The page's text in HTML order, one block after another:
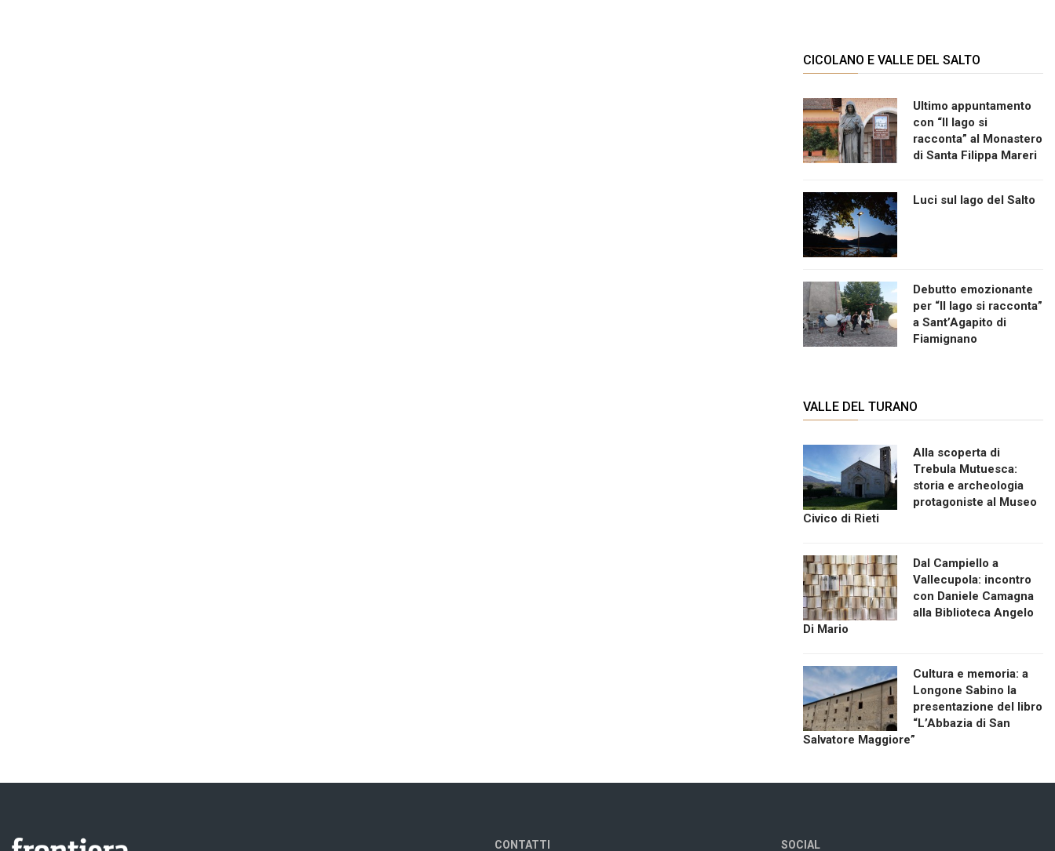
CICOLANO E VALLE DEL SALTO
Ultimo appuntamento
con “Il lago si
racconta” al Monastero
di Santa Filippa Mareri
Luci sul lago del Salto
Debutto emozionante
per “Il lago si racconta”
a Sant’Agapito di
Fiamignano
VALLE DEL TURANO
Alla scoperta di
Trebula Mutuesca:
storia e archeologia
protagoniste al Museo
Civico di Rieti
Dal Campiello a
Vallecupola: incontro
con Daniele Camagna
alla Biblioteca Angelo
Di Mario
Cultura e memoria: a
Longone Sabino la
presentazione del libro
“L’Abbazia di San
Salvatore Maggiore”
CONTATTI SOCIAL